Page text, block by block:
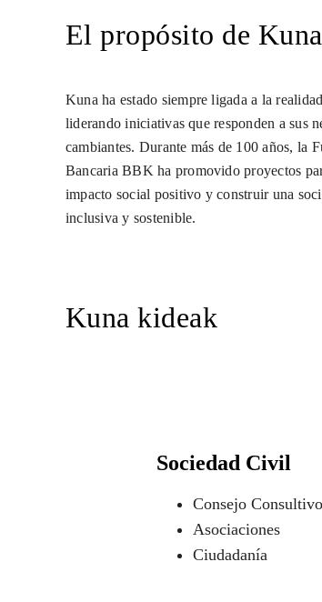
El propósito de Kuna
Kuna ha estado siempre ligada a la
liderando iniciativas que responden a sus
cambiantes. Durante más de 100 años, la
Bancaria BBK ha promovido proyectos
impacto social positivo y construir una
inclusiva y sostenible.
Kuna kideak
Sociedad Civil
Consejo
Asociaciones
Ciudadanía